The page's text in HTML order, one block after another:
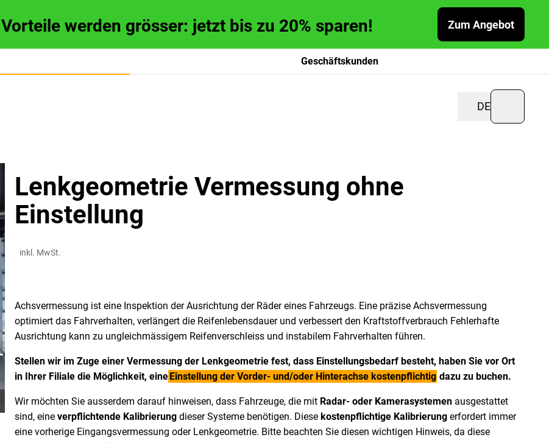
werden grösser: jetzt bis zu 20% sparen! Zum Angebot
Geschäftskunden
DE
Lenkgeometrie Vermessung ohne
Einstellung
Achsvermessung ist eine Inspektion der Ausrichtung der Räder eines Fahrzeugs. Eine präzise Achsvermessung
optimiert das Fahrverhalten, verlängert die Reifenlebensdauer und verbessert den Kraftstoffverbrauch Fehlerhafte
Ausrichtung kann zu ungleichmässigem Reifenverschleiss und instabilem Fahrverhalten führen.
Stellen wir im Zuge einer Vermessung der Lenkgeometrie fest, dass Einstellungsbedarf besteht, haben Sie vor Ort
in Ihrer Filiale die Möglichkeit, eineEinstellung der Vorder- und/oder Hinterachse kostenpflichtig dazu zu buchen.
Wir möchten Sie ausserdem darauf hinweisen, dass Fahrzeuge, die mit Radar- oder Kamerasystemenausgestattet
sind, eineverpflichtende Kalibrierungdieser Systeme benötigen. Diese kostenpflichtige Kalibrierungerfordert immer
eine vorherige Eingangsvermessung oder Lenkgeometrie. Bitte beachten Sie diesen wichtigen Hinweis, da diese
inkl. MwSt.